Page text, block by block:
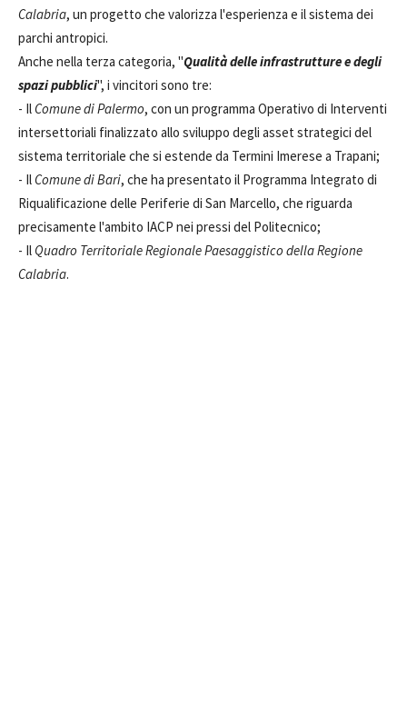
Calabria, un progetto che valorizza l'esperienza e il sistema dei
parchi antropici.
Anche nella terza categoria, "Qualità delle infrastrutture e degli
spazi pubblici", i vincitori sono tre:
- IlComune di Palermo, con un programma Operativo di Interventi
intersettoriali finalizzato allo sviluppo degli asset strategici del
sistema territoriale che si estende da Termini Imerese a Trapani;
- IlComune di Bari, che ha presentato il Programma Integrato di
Riqualificazione delle Periferie di San Marcello, che riguarda
precisamente l'ambito IACP nei pressi del Politecnico;
- Il Quadro Territoriale Regionale Paesaggistico della Regione
Calabria.